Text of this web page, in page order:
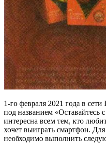
1-го февраля 2021 года в
под названием
интересна всем тем, кто
хочет выиграть смартфон.
необходимо выполнить